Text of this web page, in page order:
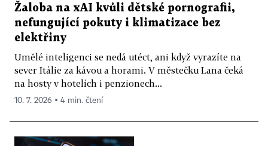
Žaloba na xAI kvůli dětské pornografii,
nefungující pokuty i klimatizace bez
elektřiny
Umělé inteligenci se nedá utéct, ani když vyrazíte na
sever Itálie za kávou a horami. V městečku Lana čeká
na hosty v hotelích i penzionech...
10. 7. 2026 ▪ 4 min. čtení